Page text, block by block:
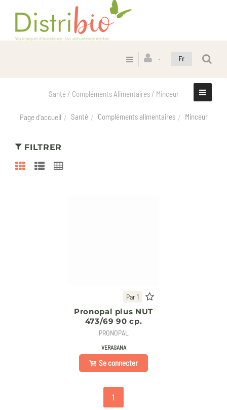
Fr
Santé / Compléments Alimentaires / Minceur
Page d'accueil Santé Compléments alimentaires Minceur
FILTRER
Par 1
Pronopal plus NUT
473/69 90 cp.
PRONOPAL
VERASANA
Se connecter
1